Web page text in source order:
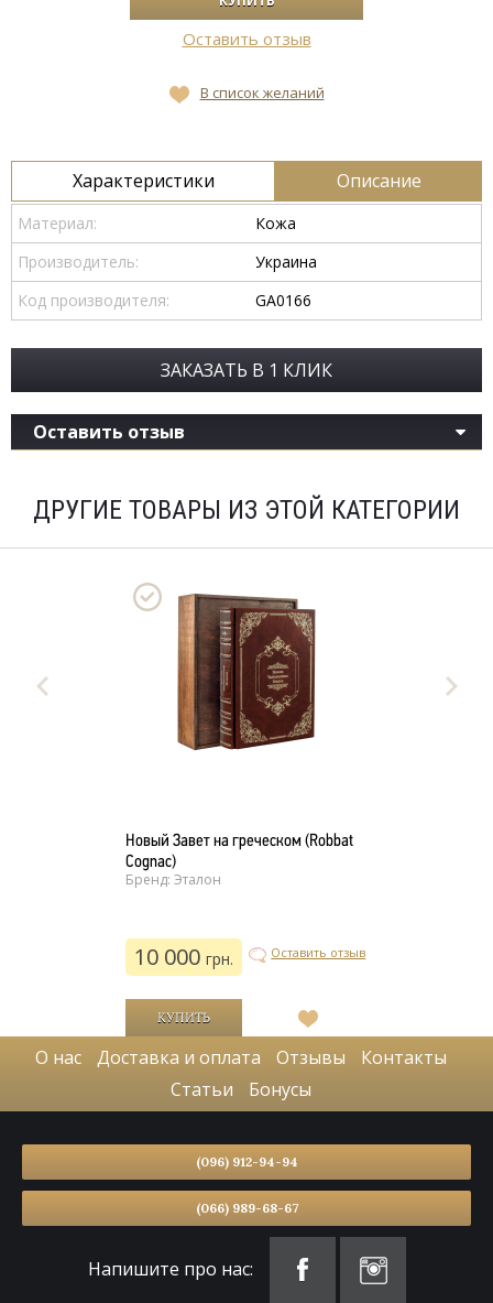
Оставить отзыв
В список желаний
Характеристики Описание
Материал:
Кожа
Производитель:
Украина
Код производителя:
GA0166
ЗАКАЗАТЬ В 1 КЛИК
Оставить отзыв
ДРУГИЕ ТОВАРЫ ИЗ ЭТОЙ КАТЕГОРИИ
Новый Завет на греческом (Robbat
Cognac)
Бренд: Эталон
10 000 грн. Оставить отзыв
В
список
желаний
О нас Доставка и оплата Отзывы
Контакты
Статьи
Бонусы
(096) 912-94-94
(066) 989-68-67
Напишите про нас: